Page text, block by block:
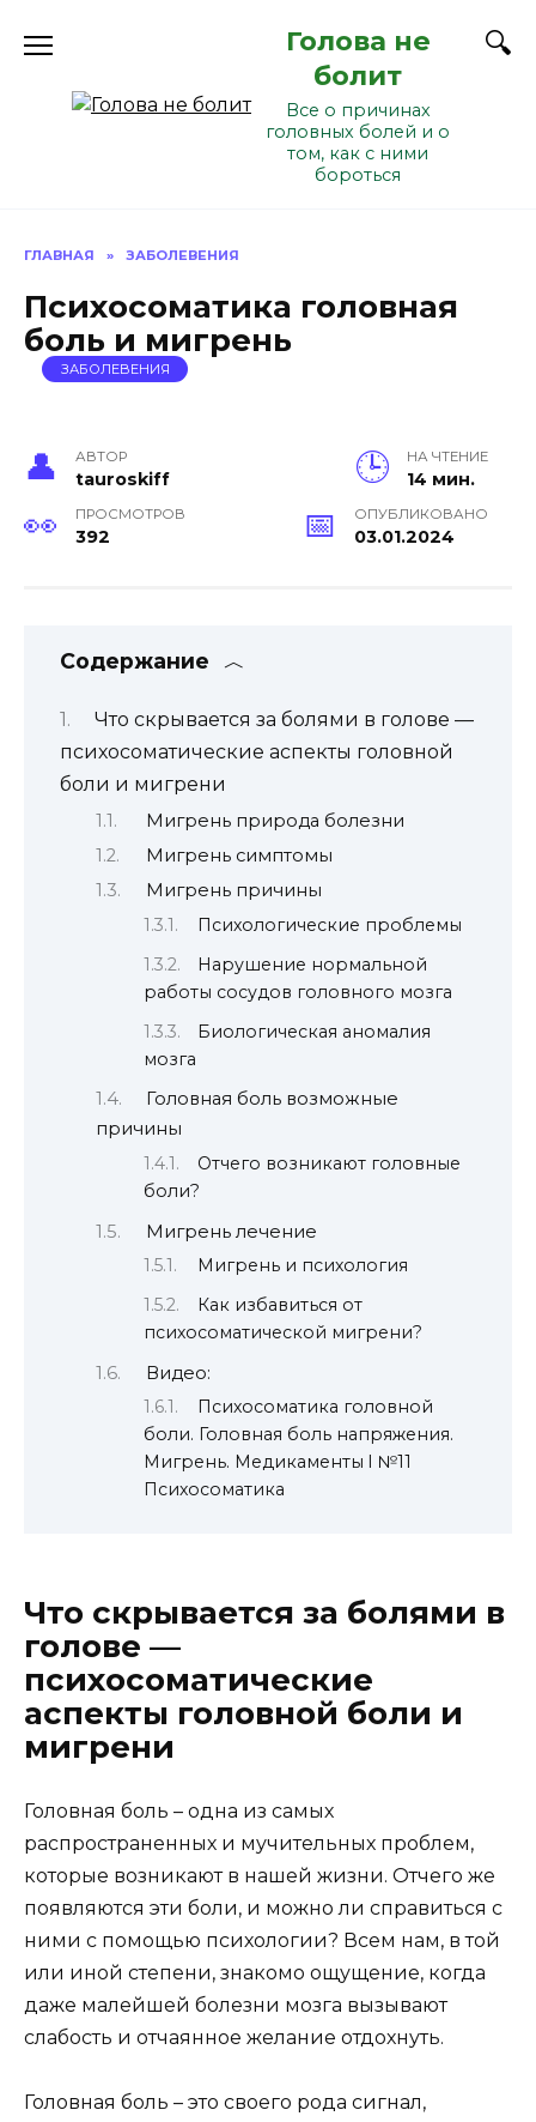
Голова не
болит
Все о причинах
головных болей и о
том, как с ними
бороться
ГЛАВНАЯ » ЗАБОЛЕВЕНИЯ
Психосоматика головная
боль и мигрень
ЗАБОЛЕВЕНИЯ
АВТОР
tauroskiff
НА ЧТЕНИЕ
14 мин.
ПРОСМОТРОВ
392
ОПУБЛИКОВАНО
03.01.2024
Содержание
Что скрывается за болями в голове —
психосоматические аспекты головной
боли и мигрени
Мигрень природа болезни
Мигрень симптомы
Мигрень причины
Психологические проблемы
Нарушение нормальной
работы сосудов головного мозга
Биологическая аномалия
мозга
Головная боль возможные
причины
Отчего возникают головные
боли?
Мигрень лечение
Мигрень и психология
Как избавиться от
психосоматической мигрени?
Видео:
Психосоматика головной
боли. Головная боль напряжения.
Мигрень. Медикаменты l №11
Психосоматика
Что скрывается за болями в
голове —
психосоматические
аспекты головной боли и
мигрени
Головная боль – одна из самых
распространенных и мучительных проблем,
которые возникают в нашей жизни. Отчего же
появляются эти боли, и можно ли справиться с
ними с помощью психологии? Всем нам, в той
или иной степени, знакомо ощущение, когда
даже малейшей болезни мозга вызывают
слабость и отчаянное желание отдохнуть.
Головная боль – это своего рода сигнал,